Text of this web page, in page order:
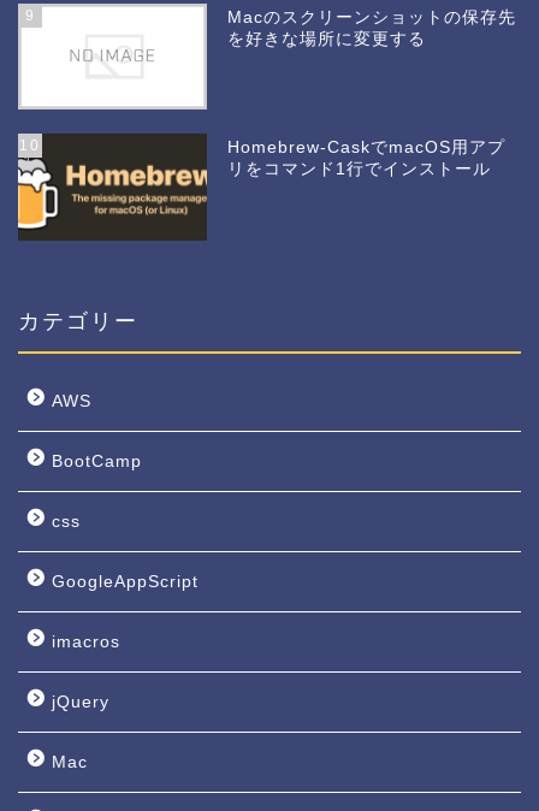
9
Macのスクリーンショットの保存先
を好きな場所に変更する
10
Homebrew-CaskでmacOS用アプ
リをコマンド1行でインストール
カテゴリー
AWS
BootCamp
css
GoogleAppScript
imacros
jQuery
Mac